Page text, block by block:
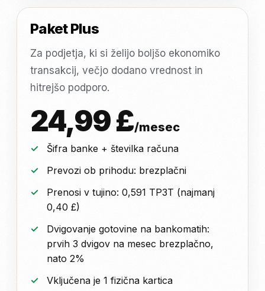
Paket Plus
Za podjetja, ki si želijo boljšo ekonomiko
transakcij, večjo dodano vrednost in
hitrejšo podporo.
24,99 £/mesec
Šifra banke + številka računa
Prevozi ob prihodu: brezplačni
Prenosi v tujino: 0,591 TP3T (najmanj
0,40 £)
Dvigovanje gotovine na bankomatih:
prvih 3 dvigov na mesec brezplačno,
nato 2%
Vključena je 1 fizična kartica